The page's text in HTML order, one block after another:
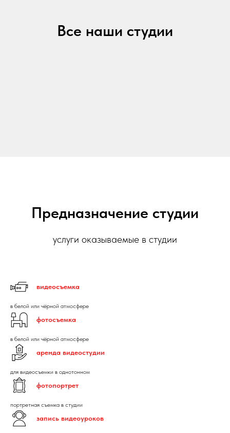
Все наши студии
Предназначение студии
услуги оказываемые в студии
видеосъемка
в белой или чёрной атмосфере
фотосъемка
в белой или чёрной атмосфере
аренда видеостудии
для видеосъемки в однотонном
фотопортрет
портретная съемка в студии
запись видеоуроков